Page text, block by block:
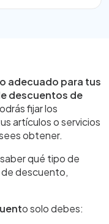
adecuado para tus
descuentos de
fijar los
artículos o servicios
obtener.
qué tipo de
descuento,
o solo debes: